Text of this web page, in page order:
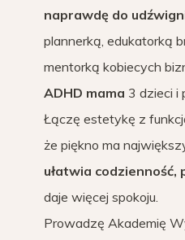
naprawdę do
plannerką, edukatorką
mentorką kobiecych
ADHD mama 3 dzieci i
Łączę estetykę z
że piękno ma
ułatwia codzienność,
daje więcej spokoju.
Prowadzę Akademię